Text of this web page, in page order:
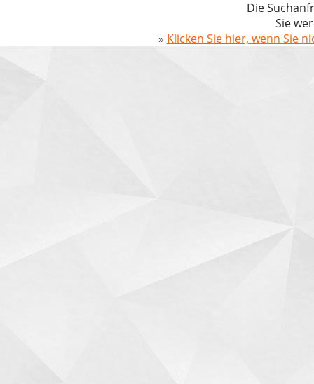
Die
Sie
» Klicken Sie hier, wenn Sie